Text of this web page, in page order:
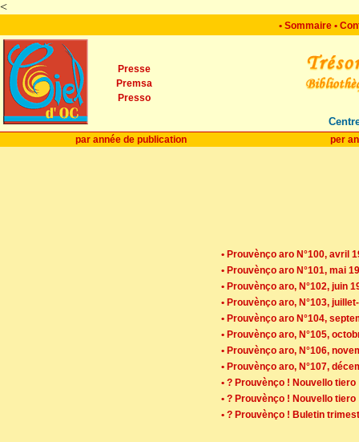
<
• Sommaire •
Presse
Premsa
Presso
par année de publication per
• Prouvènço aro N°100, avril
• Prouvènço aro N°101, mai
• Prouvènço aro, N°102, juin
• Prouvènço aro, N°103,
• Prouvènço aro N°104,
• Prouvènço aro, N°105,
• Prouvènço aro, N°106,
• Prouvènço aro, N°107,
• ? Prouvènço ! Nouvello
• ? Prouvènço ! Nouvello
• ? Prouvènço ! Buletin